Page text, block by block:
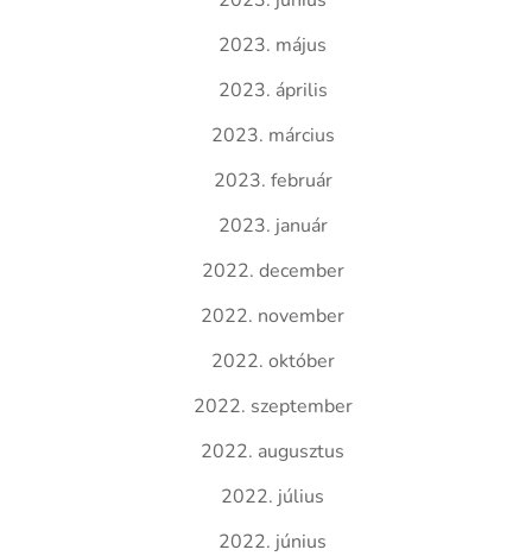
2023. május
2023. április
2023. március
2023. február
2023. január
2022. december
2022. november
2022. október
2022. szeptember
2022. augusztus
2022. július
2022. június